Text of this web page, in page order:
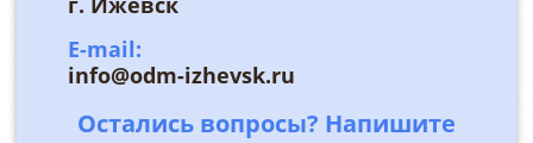
E-mail:
info@odm-izhevsk.ru
Остались вопросы? Напишите